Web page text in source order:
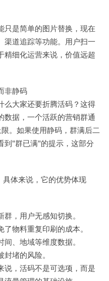
只是简单的图片替换，现在
渠道追踪等功能。用户扫一
精细化运营来说，价值远超
非静码
么大家还要折腾活码？这得
数据，一个活跃的营销群通
。如果使用静码，群满后二
到"群已满"的提示，这部分
体来说，它的优势体现
，用户无感知切换。
物料重复印刷的成本。
、地域等维度数据。
堵的风险。
说，活码不是可选项，而是